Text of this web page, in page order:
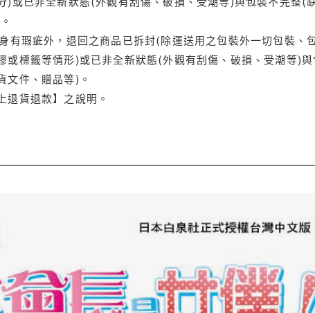
有瑕疵外，退回之商品已拆封(除運送用之包裝外一切包裝、
或標籤等情形)或已非全新狀態(外觀有刮傷、破損、受潮等)
文件、贈品等)。
貨退款】之說明。